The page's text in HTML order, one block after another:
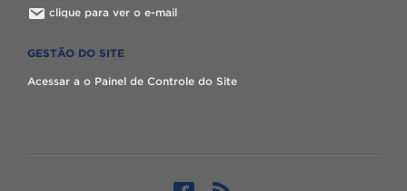
clique para ver o e-mail
GESTÃO DO SITE
Acessar a o Painel de Controle do Site